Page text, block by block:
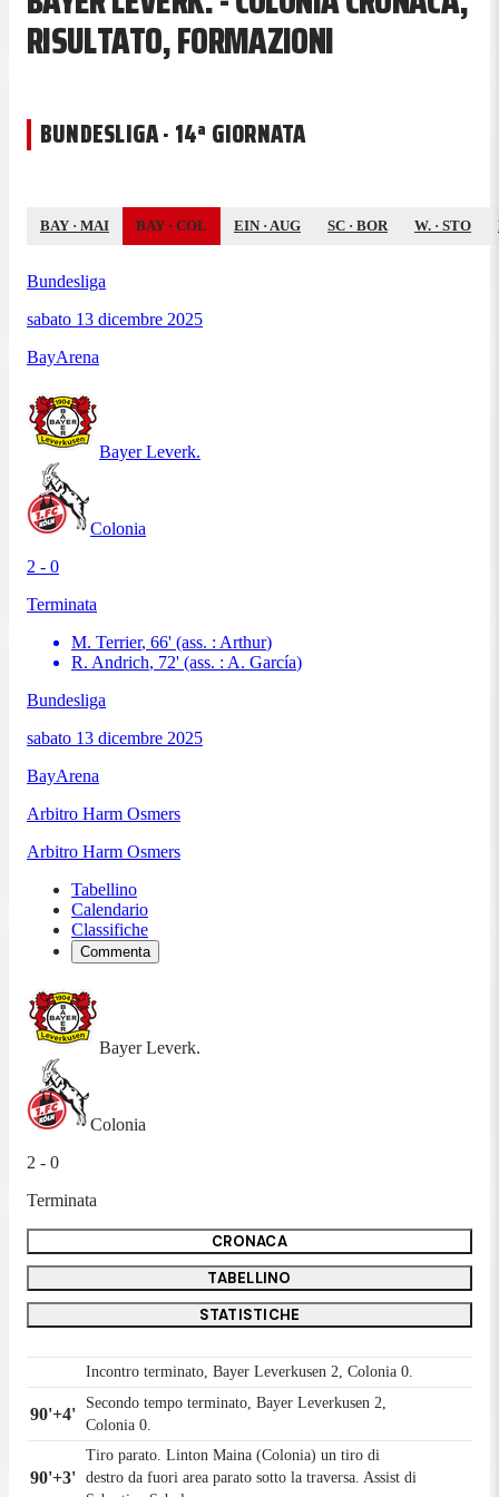
RISULTATO, FORMAZIONI
BUNDESLIGA · 14ª GIORNATA
BAY · MAI BAY · COL EIN · AUG SC · BOR W. · STO
Bundesliga
sabato 13 dicembre 2025
BayArena
Bayer Leverk.
Colonia
2 - 0
Terminata
M. Terrier, 66' (ass. : Arthur)
R. Andrich, 72' (ass. : A. García)
Bundesliga
sabato 13 dicembre 2025
BayArena
Arbitro Harm Osmers
Arbitro Harm Osmers
Tabellino
Calendario
Classifiche
Commenta
Bayer Leverk.
Colonia
2 - 0
Terminata
CRONACA
TABELLINO
STATISTICHE
Incontro terminato, Bayer Leverkusen 2, Colonia 0.
90'+4'
Secondo tempo terminato, Bayer Leverkusen 2,
Colonia 0.
90'+3'
Tiro parato. Linton Maina (Colonia) un tiro di
destro da fuori area parato sotto la traversa. Assist di